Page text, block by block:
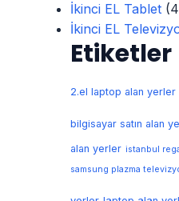
İkinci EL Tablet
İkinci EL
Etiketler
2.el laptop alan yerler
bilgisayar satın alan
alan yerler istanbul
samsung plazma